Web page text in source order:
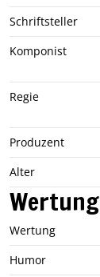
Schriftsteller
Komponist
Regie
Produzent
Alter
Wertung
Wertung
Humor